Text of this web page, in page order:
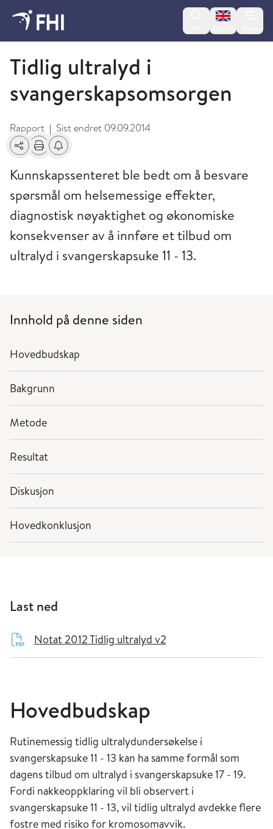
Change
2012 - publikasjoner fra FHI
Tidlig ultralyd i
svangerskapsomsorgen
Rapport | Sist endret 09.09.2014
Del Skriv utFå varsel om endringer
Kunnskapssenteret ble bedt om å besvare
spørsmål om helsemessige effekter,
diagnostisk nøyaktighet og økonomiske
konsekvenser av å innføre et tilbud om
ultralyd i svangerskapsuke 11 - 13.
Innhold på denne siden
Hovedbudskap
Bakgrunn
Metode
Resultat
Diskusjon
Hovedkonklusjon
Last ned
Notat 2012 Tidlig ultralyd v2
Hovedbudskap
Rutinemessig tidlig ultralydundersøkelse i
svangerskapsuke 11 - 13 kan ha samme formål som
dagens tilbud om ultralyd i svangerskapsuke 17 - 19.
Fordi nakkeoppklaring vil bli observert i
svangerskapsuke 11 - 13, vil tidlig ultralyd avdekke flere
fostre med risiko for kromosomavvik.